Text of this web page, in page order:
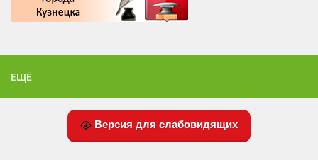
ЕЩЁ
Версия для слабовидящих